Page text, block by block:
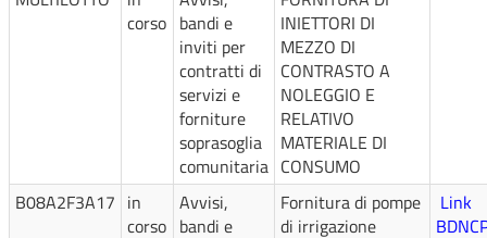
corso bandi e
inviti per
contratti di
servizi e
forniture
soprasoglia
comunitaria
INIETTORI DI
MEZZO DI
CONTRASTO A
NOLEGGIO E
RELATIVO
MATERIALE DI
CONSUMO
B08A2F3A17 in
corso
Avvisi,
bandi e
Fornitura di pompe
di irrigazione
Link